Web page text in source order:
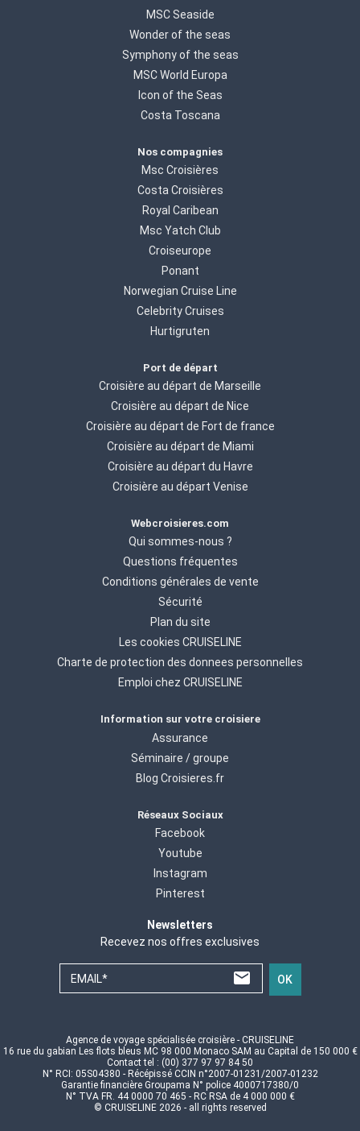
MSC Seaside
Wonder of the seas
Symphony of the seas
MSC World Europa
Icon of the Seas
Costa Toscana
Nos compagnies
Msc Croisières
Costa Croisières
Royal Caribean
Msc Yatch Club
Croiseurope
Ponant
Norwegian Cruise Line
Celebrity Cruises
Hurtigruten
Port de départ
Croisière au départ de Marseille
Croisière au départ de Nice
Croisière au départ de Fort de france
Croisière au départ de Miami
Croisière au départ du Havre
Croisière au départ Venise
Webcroisieres.com
Qui sommes-nous ?
Questions fréquentes
Conditions générales de vente
Sécurité
Plan du site
Les cookies CRUISELINE
Charte de protection des donnees personnelles
Emploi chez CRUISELINE
Information sur votre croisiere
Assurance
Séminaire / groupe
Blog Croisieres.fr
Réseaux Sociaux
Facebook
Youtube
Instagram
Pinterest
Newsletters
Recevez nos offres exclusives
EMAIL* OK
Agence de voyage spécialisée croisière - CRUISELINE
16 rue du gabian Les flots bleus MC 98 000 Monaco SAM au Capital de 150 000 €
Contact tel : (00) 377 97 97 84 50
N° RCI: 05S04380 - Récépissé CCIN n°2007-01231/2007-01232
Garantie financière Groupama N° police 4000717380/0
N° TVA FR. 44 0000 70 465 - RC RSA de 4 000 000 €
© CRUISELINE 2026 - all rights reserved